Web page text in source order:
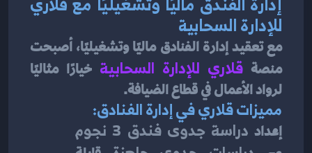
للإدارة السحابية
منصة قلاري للإدارة السحابية
لرواد الأعمال في قطاع الضيافة.
مميزات قلاري في إدارة الفنادق:
إعداد دراسة جدوى فندق 3 نجوم